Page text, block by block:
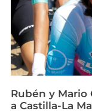
Rubén y Mario
a Castilla-La